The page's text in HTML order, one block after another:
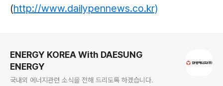
(http://www.dailypennews.co.kr)
ENERGY KOREA With DAESUNG
ENERGY
국내외 에너지관련 소식을 전해 드리도록 하겠습니다.